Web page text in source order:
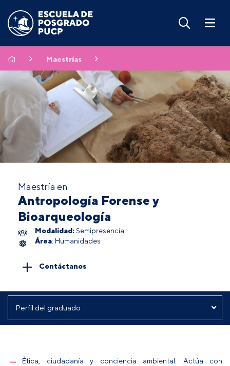
Maestrías
Maestría en
Antropología Forense y
Bioarqueología
Modalidad: Semipresencial
Área: Humanidades
Contáctanos
Ética, ciudadanía y conciencia ambiental. Actúa con